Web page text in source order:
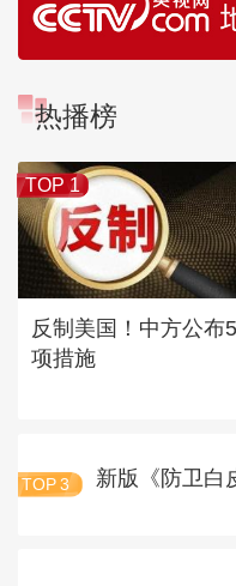
热播榜
TOP 1
反制美国！中方公布5
项措施
TOP 3 新版《防卫白